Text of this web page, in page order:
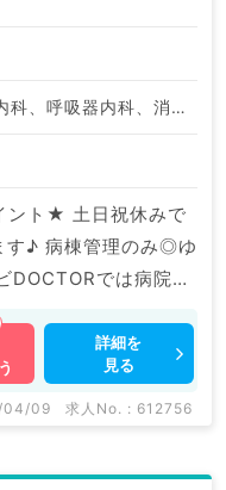
一般内科、循環器内科、呼吸器内科、消化器内科、内分泌・代謝内科、腎臓内科、老年内科
ント★ 土日祝休みで
す♪ 病棟管理のみ◎ゆ
ちろんのこと、 掲
人も多数扱っていま
問合せ下さい。
詳細を
見る
04/09 求人No. : 612756